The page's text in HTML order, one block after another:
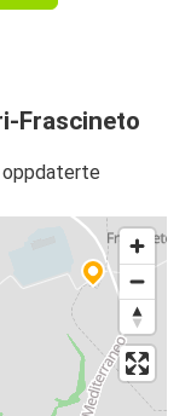
Frascineto
oppdaterte